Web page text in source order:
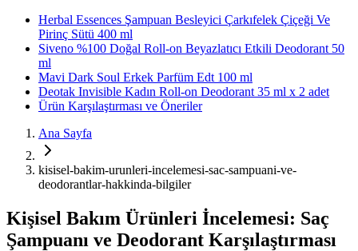
Herbal Essences Şampuan Besleyici Çarkıfelek Çiçeği Ve
Pirinç Sütü 400 ml
Siveno %100 Doğal Roll-on Beyazlatıcı Etkili Deodorant 50
ml
Mavi Dark Soul Erkek Parfüm Edt 100 ml
Deotak Invisible Kadın Roll-on Deodorant 35 ml x 2 adet
Ürün Karşılaştırması ve Öneriler
Ana Sayfa
kisisel-bakim-urunleri-incelemesi-sac-sampuani-ve-
deodorantlar-hakkinda-bilgiler
Kişisel Bakım Ürünleri İncelemesi: Saç
Şampuanı ve Deodorant Karşılaştırması